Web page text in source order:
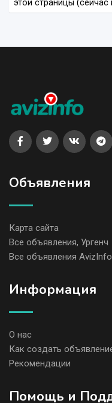
этой страницы (сейчас
Объявления
Карта сайта
Все объявления, Ургенч
Все объявления AvizInfo
Информация
О нас
Как создать
Рекомендации
Помощь и